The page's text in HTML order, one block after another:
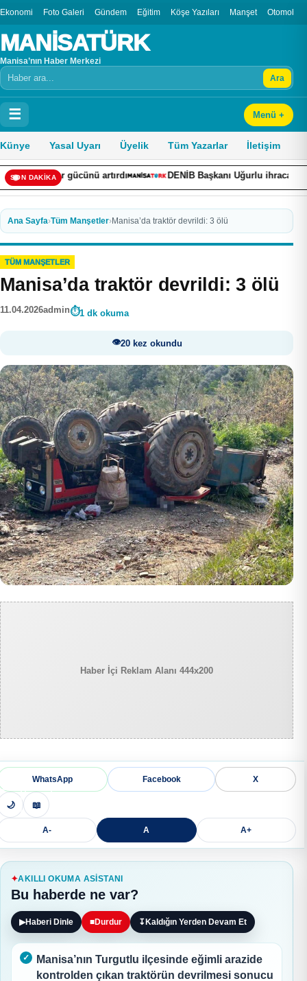
Ekonomi Foto Galeri Gündem Eğitim Köşe Yazıları Manşet Otomobil
MANİSATÜRK
Manisa’nın Haber Merkezi
Arama Ara
☰ Menü +
Künye Yasal Uyarı Üyelik Tüm Yazarlar İletişim
SON DAKİKA
gücünü artırdı DENİB Başkanı Uğurlu ihracatçıların
Ana Sayfa›Tüm Manşetler›Manisa’da traktör devrildi: 3 ölü
TÜM MANŞETLER
Manisa’da traktör devrildi: 3 ölü
11.04.2026admin 1 dk okuma
20 kez okundu
Haber İçi Reklam Alanı 444x200
WhatsApp Facebook X
🌙 📖
A- A A+
AKILLI OKUMA ASISTANI
Bu haberde ne var?
▶Haberi Dinle ■Durdur ↧ Kaldığın Yerden Devam Et
Manisa’nın Turgutlu ilçesinde eğimli arazide
kontrolden çıkan traktörün devrilmesi sonucu